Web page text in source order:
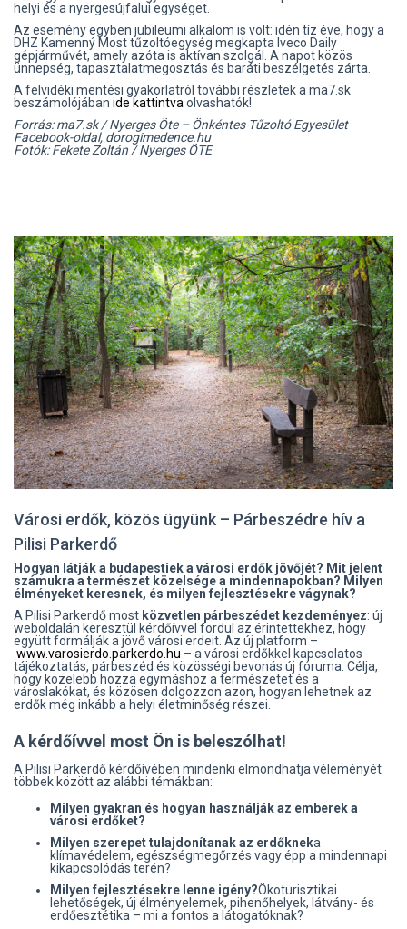
helyi és a nyergesújfalui egységet.
Az esemény egyben jubileumi alkalom is volt: idén tíz éve, hogy a
DHZ Kamenný Most tűzoltóegység megkapta Iveco Daily
gépjárművét, amely azóta is aktívan szolgál. A napot közös
ünnepség, tapasztalatmegosztás és baráti beszélgetés zárta.
A felvidéki mentési gyakorlatról további részletek a ma7.sk
beszámolójában ide kattintva olvashatók!
Forrás: ma7.sk / Nyerges Öte – Önkéntes Tűzoltó Egyesület
Facebook-oldal, dorogimedence.hu
Fotók: Fekete Zoltán / Nyerges ÖTE
Városi erdők, közös ügyünk – Párbeszédre hív a
Pilisi Parkerdő
Hogyan látják a budapestiek a városi erdők jövőjét? Mit jelent
számukra a természet közelsége a mindennapokban? Milyen
élményeket keresnek, és milyen fejlesztésekre vágynak?
A Pilisi Parkerdő most közvetlen párbeszédet kezdeményez: új
weboldalán keresztül kérdőívvel fordul az érintettekhez, hogy
együtt formálják a jövő városi erdeit. Az új platform –
www.varosierdo.parkerdo.hu – a városi erdőkkel kapcsolatos
tájékoztatás, párbeszéd és közösségi bevonás új fóruma. Célja,
hogy közelebb hozza egymáshoz a természetet és a
városlakókat, és közösen dolgozzon azon, hogyan lehetnek az
erdők még inkább a helyi életminőség részei.
A kérdőívvel most Ön is beleszólhat!
A Pilisi Parkerdő kérdőívében mindenki elmondhatja véleményét
többek között az alábbi témákban:
Milyen gyakran és hogyan használják az emberek a
városi erdőket?
Milyen szerepet tulajdonítanak az erdőkneka
klímavédelem, egészségmegőrzés vagy épp a mindennapi
kikapcsolódás terén?
Milyen fejlesztésekre lenne igény?Ökoturisztikai
lehetőségek, új élményelemek, pihenőhelyek, látvány- és
erdőesztétika – mi a fontos a látogatóknak?